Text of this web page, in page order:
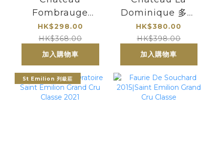
Fombrauge
Saint Emilion 芳
寶酒莊 2021
HK$298.00
HK$368.00
加入購物車
Dominique 多明
尼克城堡 | Saint-
Emilion Grand
Cru Classe
HK$380.00
HK$398.00
加入購物車
St Emilion 列級莊